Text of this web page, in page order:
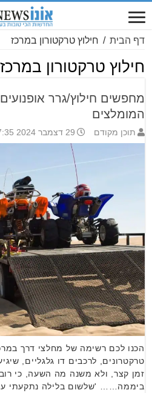
דף הבית / חילוץ טרקטורון במרכז
חילוץ טרקטורון במרכז
מחפשים חילוץ/גרר
המומלצים
תוכן מקודם 29 דצמבר 2024 17:35
הכנו לכם רשימה של מחלצי דרך
טרקטרונים, לרכבים דו גלגליים,